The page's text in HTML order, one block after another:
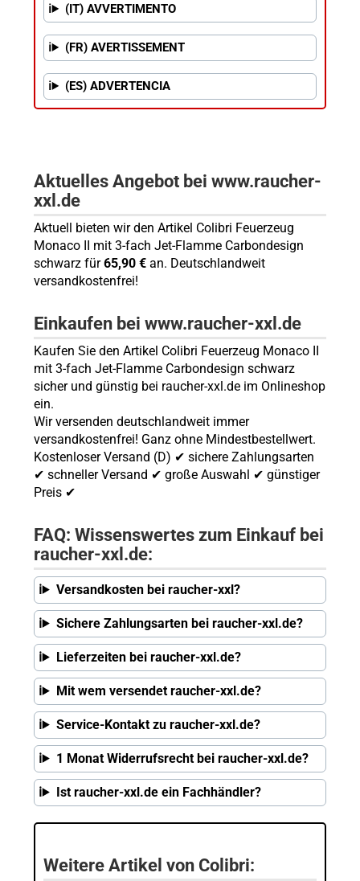
(IT) AVVERTIMENTO
(FR) AVERTISSEMENT
(ES) ADVERTENCIA
Aktuelles Angebot bei www.raucher-
xxl.de
Aktuell bieten wir den Artikel Colibri Feuerzeug
Monaco II mit 3-fach Jet-Flamme Carbondesign
schwarz für65,90 €an. Deutschlandweit
versandkostenfrei!
Einkaufen bei www.raucher-xxl.de
Kaufen Sie den Artikel Colibri Feuerzeug Monaco II
mit 3-fach Jet-Flamme Carbondesign schwarz
sicher und günstig bei raucher-xxl.de im Onlineshop
ein.
Wir versenden deutschlandweit immer
versandkostenfrei! Ganz ohne Mindestbestellwert.
Kostenloser Versand (D) ✔ sichere Zahlungsarten
✔ schneller Versand ✔ große Auswahl ✔ günstiger
Preis ✔
FAQ: Wissenswertes zum Einkauf bei
raucher-xxl.de:
Versandkosten bei raucher-xxl?
Sichere Zahlungsarten bei raucher-xxl.de?
Lieferzeiten bei raucher-xxl.de?
Mit wem versendet raucher-xxl.de?
Service-Kontakt zu raucher-xxl.de?
1 Monat Widerrufsrecht bei raucher-xxl.de?
Ist raucher-xxl.de ein Fachhändler?
Weitere Artikel von Colibri: